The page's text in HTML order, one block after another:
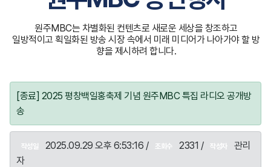
원주MBC는 차별화된 컨텐츠로 새로운 세상을 창조하고
일방적이고 획일화된 방송 시장 속에서 미래 미디어가 나아가야 할 방
향을 제시하려 합니다.
[종료] 2025 평창백일홍축제 기념 원주MBC 특집 라디오 공개방
송
작성일 2025.09.29 오후 6:53:16 / 조회수 2331 / 작성자
관리
자